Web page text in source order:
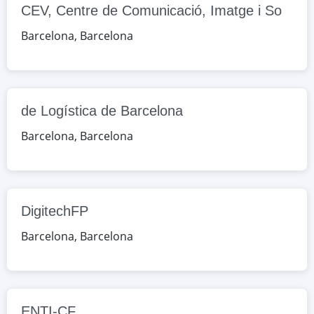
Google Maps
OpenStreetMap
DigitechFP
Google Maps
OpenStreetMap
ENTI-CF
c Baldiri i Reixac, 7, Barcelona,
c. Comte d'Urgell, 187, Barcelona,
CEV, Centre de Comunicació, Imatge i So
Barcelona, Barcelona
de Logística de Barcelona
Barcelona, Barcelona
DigitechFP
Barcelona, Barcelona